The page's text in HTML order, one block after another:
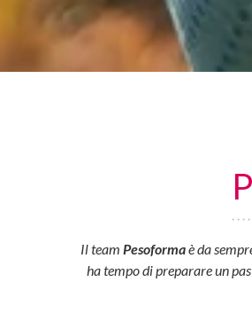
Il team Pesoformaè da
ha tempo di preparare un